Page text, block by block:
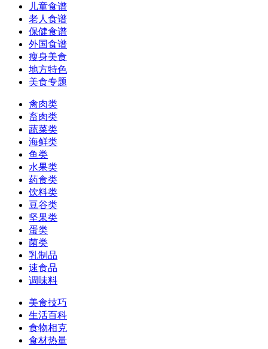
儿童食谱
老人食谱
保健食谱
外国食谱
瘦身美食
地方特色
美食专题
禽肉类
畜肉类
蔬菜类
海鲜类
鱼类
水果类
药食类
饮料类
豆谷类
坚果类
蛋类
菌类
乳制品
速食品
调味料
美食技巧
生活百科
食物相克
食材热量